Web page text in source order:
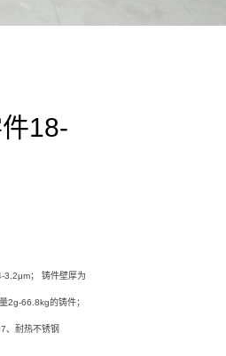
18-
3.2μm； 铸件壁厚为
2g-66.8kg的铸件；
、耐热不锈钢